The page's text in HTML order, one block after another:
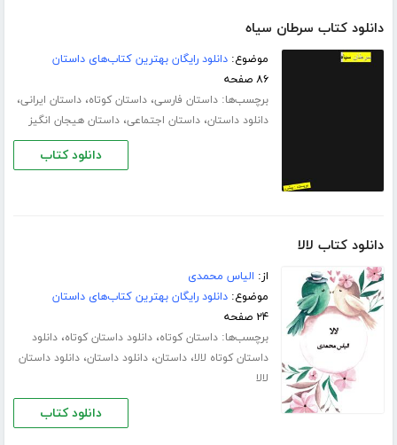
دانلود کتاب سرطان سیاه
موضوع:دانلود رایگان بهترین کتاب‌های داستان
۸۶ صفحه
برچسب‌ها:داستان فارسی،داستان کوتاه،داستان ایرانی،
دانلود داستان،داستان اجتماعی،داستان هیجان انگیز
دانلود کتاب
دانلود کتاب لالا
از: الیاس محمدی
موضوع:دانلود رایگان بهترین کتاب‌های داستان
۲۴ صفحه
برچسب‌ها:داستان کوتاه،دانلود داستان کوتاه،دانلود
داستان کوتاه لالا،داستان،دانلود داستان،دانلود داستان
لالا
دانلود کتاب